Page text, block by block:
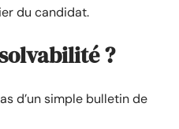
du candidat.
?
d’un simple bulletin de